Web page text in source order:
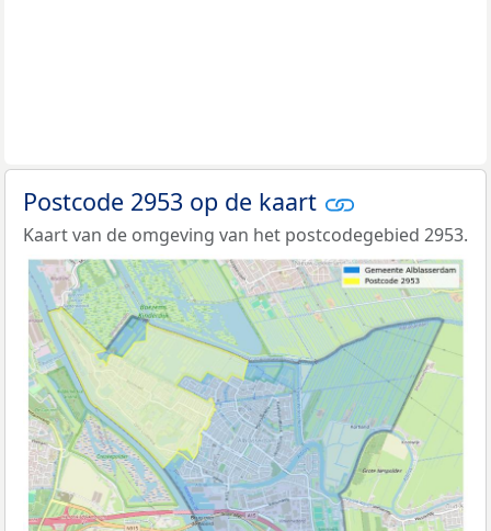
Postcode 2953 op de kaart
Kaart van de omgeving van het postcodegebied 2953.